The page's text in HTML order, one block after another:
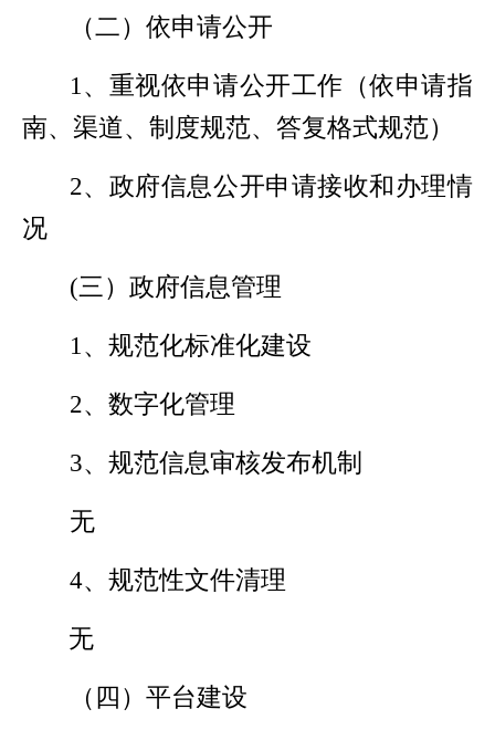
（二）依申请公开
1 、重视依申请公开工作（依申请指
南、渠道、制度规范、答复格式规范）
2、政府信息公开申请接收和办理情
况
(三）政府信息管理
1 、规范化标准化建设
2、数字化管理
3、规范信息审核发布机制
无
4、规范性文件清理
无
（四）平台建设